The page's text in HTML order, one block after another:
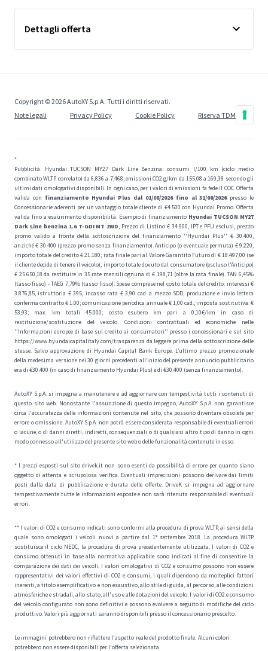
Dettagli offerta
Copyright © 2026 AutoXY S.p.A. Tutti i diritti riservati.
Note legali
Privacy Policy Cookie Policy Riserva TDM
*
Pubblicità. Hyundai TUCSON MY27 Dark Line Benzina: consumi l/100 km (ciclo medio
combinato WLTP correlato) da 6,836 a 7,468; emissioni CO2 g/km da 155,08 a 169,38 secondo gli
ultimi dati omologativi disponibili. In ogni caso, per i valori di emissioni fa fede il COC. Offerta
valida con finanziamento Hyundai Plus dal 01/08/2026 fino al 31/08/2026 presso le
Concessionarie aderenti per un vantaggio totale cliente di €4.500 con Hyundai Promo. Offerta
valida fino a esaurimento disponibilità. Esempio di finanziamento Hyundai TUCSON MY27
Dark Line benzina 1.6 T-GDI MT 2WD, Prezzo di Listino € 34.900, IPT e PFU esclusi, prezzo
promo valido a fronte della sottoscrizione del finanziamento ''Hyundai Plus'' € 30.400,
anziché € 30.400 (prezzo promo senza finanziamento). Anticipo (o eventuale permuta) € 9.220;
importo totale del credito € 21.180; rata finale pari al Valore Garantito Futuro di € 18.497,00 (se
il cliente decide di tenere il veicolo); importo totale dovuto dal consumatore (escluso l'Anticipo)
€ 25.650,18 da restituire in 35 rate mensili ognuna di € 198,71 (oltre la rata finale). TAN 6,45%
(tasso fisso) - TAEG 7,79% (tasso fisso). Spese comprese nel costo totale del credito: interessi €
3.876,85, istruttoria € 395, incasso rata € 3,90 cad. a mezzo SDD, produzione e invio lettera
conferma contratto € 1.00; comunicazione periodica annuale € 1,00 cad.; imposta sostitutiva: €
53,93; max. km totali 45.000; costo esubero km pari a 0,10€/km in caso di
restituzione/sostituzione del veicolo. Condizioni contrattuali ed economiche nelle
''Informazioni europee di base sul credito ai consumatori'' presso i concessionari e sul sito
https://www.hyundaicapitalitaly.com/trasparenza da leggere prima della sottoscrizione delle
stesse. Salvo approvazione di Hyundai Capital Bank Europe. L’ultimo prezzo promozionale
della medesima versione nei 30 giorni precedenti all’inizio del presente annuncio pubblicitario
era di €30.400 (in caso di finanziamento Hyundai Plus) e di €30.400 (senza finanziamento).
AutoXY S.p.A. si impegna a manutenere e ad aggiornare con tempestività tutti i contenuti di
questo sito web. Nonostante l'assunzione di questo impegno, AutoXY S.p.A. non garantisce
circa l'accuratezza delle informazioni contenute nel sito, che possono diventare obsolete per
errore o omissione. AutoXY S.p.A. non potrà essere considerata responsabile di eventuali errori
o lacune, o di danni diretti, indiretti, consequenziali o di qualsiasi altro tipo di danno in ogni
modo connesso all'utilizzo del presente sito web o delle funzionalità contenute in esso.
* I prezzi esposti sul sito drivek.it non sono esenti da possibilità di errore per quanto siano
oggetto di attenta e scrupolosa verifica. Eventuali imprecisioni possono derivare dai limiti
posti dalla data di pubblicazione e durata delle offerte. DriveK si impegna ad aggiornare
tempestivamente tutte le informazioni esposte e non sarà ritenuta responsabile di eventuali
errori.
** I valori di CO2 e consumo indicati sono conformi alla procedura di prova WLTP, ai sensi della
quale sono omologati i veicoli nuovi a partire dal 1° settembre 2018. La procedura WLTP
sostituisce il ciclo NEDC, la procedura di prova precedentemente utilizzata. I valori di CO2 e
consumo ottenuti in base alla normativa applicabile sono indicati al fine di consentire la
comparazione dei dati dei veicoli. I valori omologativi di CO2 e consumo possono non essere
rappresentativi dei valori effettivi di CO2 e consumi, i quali dipendono da molteplici fattori
inerenti, a titolo esemplificativo e non esaustivo, allo stile di guida, al percorso, alle condizioni
atmosferiche e stradali, allo stato, all'uso e alle dotazioni del veicolo. I valori di CO2 e consumo
del veicolo configurato non sono definitivi e possono evolvere a seguito di modifiche del ciclo
produttivo. Valori più aggiornati saranno disponibili presso il concessionario prescelto.
Le immagini potrebbero non riflettere l'aspetto reale del prodotto finale. Alcuni colori
potrebbero non essere disponibili per l'offerta selezionata